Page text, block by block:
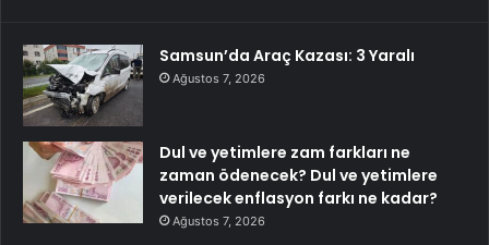
Samsun’da Araç Kazası: 3 Yaralı
Ağustos 7, 2026
Dul ve yetimlere zam farkları ne
zaman ödenecek? Dul ve yetimlere
verilecek enflasyon farkı ne kadar?
Ağustos 7, 2026